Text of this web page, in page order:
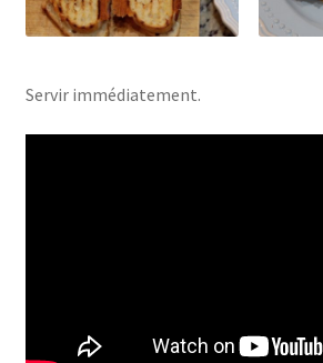
Servir immédiatement.